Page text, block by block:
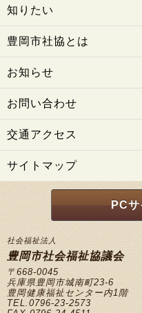
知りたい
豊岡市社協とは
お知らせ
お問い合わせ
交通アクセス
サイトマップ
PCサ
社会福祉法人
豊岡市社会福祉協議会
〒668-0045
兵庫県豊岡市城南町23-6
豊岡健康福祉センター内1階
TEL.0796-23-2573